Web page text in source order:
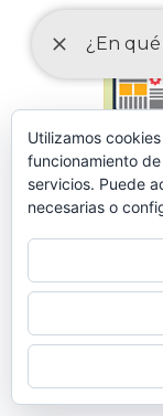
PREVIAS
Utilizamos
funcionamiento
servicios. Puede
necesarias o